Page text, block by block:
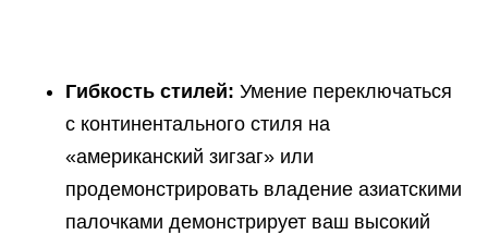
Гибкость стилей: Умение переключаться
с континентального стиля на
«американский зигзаг» или
продемонстрировать владение азиатскими
палочками демонстрирует ваш высокий